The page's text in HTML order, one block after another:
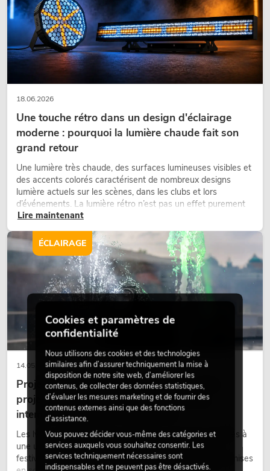
18.06.2026
Une touche rétro dans un design d'éclairage
moderne : pourquoi la lumière chaude fait son
grand retour
Une lumière très chaude, des surfaces lumineuses visibles et
des accents colorés caractérisent de nombreux designs
lumière actuels sur les scènes, dans les clubs et lors
d’événements. La lumière rétro n’est pas un effet purement
nostalgique, mais un outil de conception utilisé de manière
scènes et peut rendre les configurations LED techniques plus
émotionnelles.
Lire maintenant
14.05.2026
Projecteurs à tête mobile d'extérieur : des
projecteurs à tête mobile résistants aux
intempéries pour les événements
Les lyres outdoor sont des projecteurs motorisés destinés à
une utilisation en extérieur. Elles sont utilisées lors de
festivals, de fêtes urbaines, de concerts en plein air, de mises
ÉCLAIRAGE
Cookies et paramètres de
confidentialité
Nous utilisons des cookies et des technologies
similaires afin d’assurer techniquement la mise à
disposition de notre site web, d’améliorer les
contenus, de collecter des données statistiques,
d’évaluer les mesures marketing et de fournir des
contenus externes ainsi que des fonctions
d’assistance.
Vous pouvez décider vous-même des catégories et
services auxquels vous souhaitez consentir. Les
services techniquement nécessaires sont
indispensables et ne peuvent pas être désactivés.